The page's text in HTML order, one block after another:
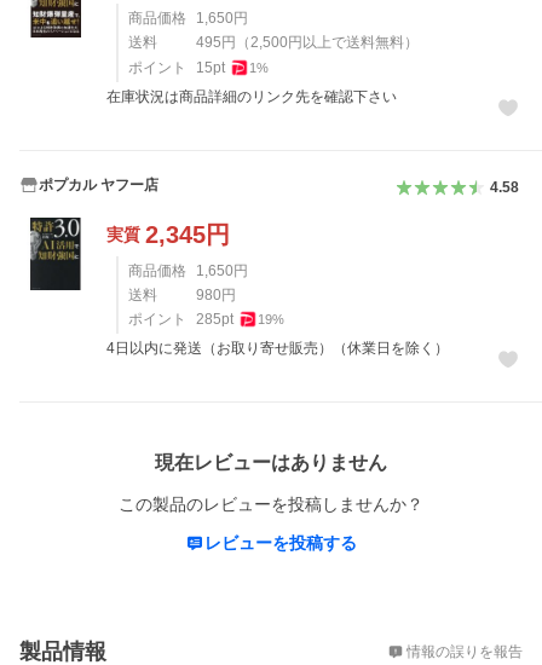
商品価格 1,650 円
送料
495 円 （2,500 円以上で送料無料）
ポイント
15pt 1%
在庫状況は商品詳細のリンク先を確認下さい
ポプカル ヤフー店 4.58
実質 2,345円
商品価格 1,650 円
送料
980 円
ポイント
285pt 19%
4日以内に発送（お取り寄せ販売）（休業日を除く）
現在レビューはありません
この製品のレビューを投稿しませんか？
レビューを投稿する
製品情報 情報の誤りを報告